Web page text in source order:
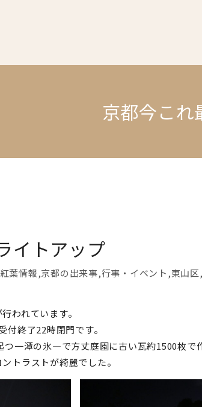
京都今これ
イトアップ
紅葉情報,京都の出来事,行事・イベント ,東山区,
われています。
付終了22時閉門です。
一潭の氷―で方丈庭園に古い瓦約1500枚で
トラストが綺麗でした。